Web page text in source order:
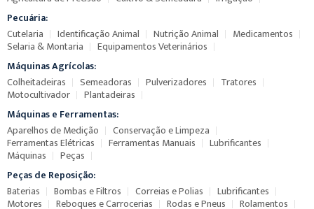
Pecuária:
Cutelaria
Identificação Animal Nutrição Animal Medicamentos
Selaria & Montaria
Equipamentos Veterinários
Máquinas Agrícolas:
Colheitadeiras
Semeadoras Pulverizadores Tratores
Motocultivador
Plantadeiras
Máquinas e Ferramentas:
Aparelhos de Medição
Conservação e Limpeza
Ferramentas Elétricas Ferramentas Manuais Lubrificantes
Máquinas
Peças
Peças de Reposição:
Baterias
Bombas e Filtros Correias e Polias Lubrificantes
Motores Reboques e Carrocerias Rodas e Pneus Rolamentos